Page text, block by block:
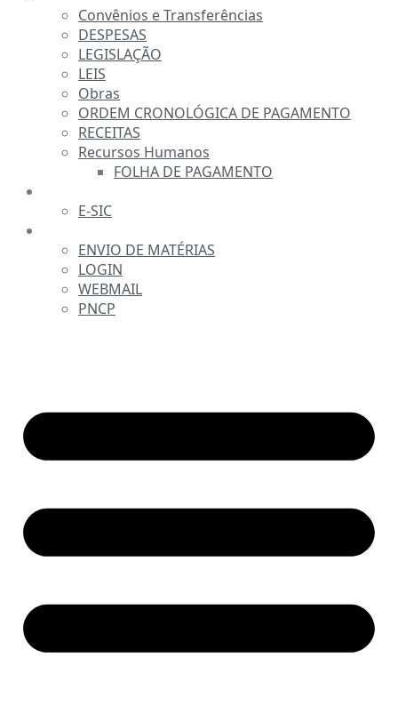
Convênios e Transferências
DESPESAS
LEGISLAÇÃO
LEIS
Obras
ORDEM CRONOLÓGICA DE PAGAMENTO
RECEITAS
Recursos Humanos
FOLHA DE PAGAMENTO
E-SIC
ENVIO DE MATÉRIAS
LOGIN
WEBMAIL
PNCP